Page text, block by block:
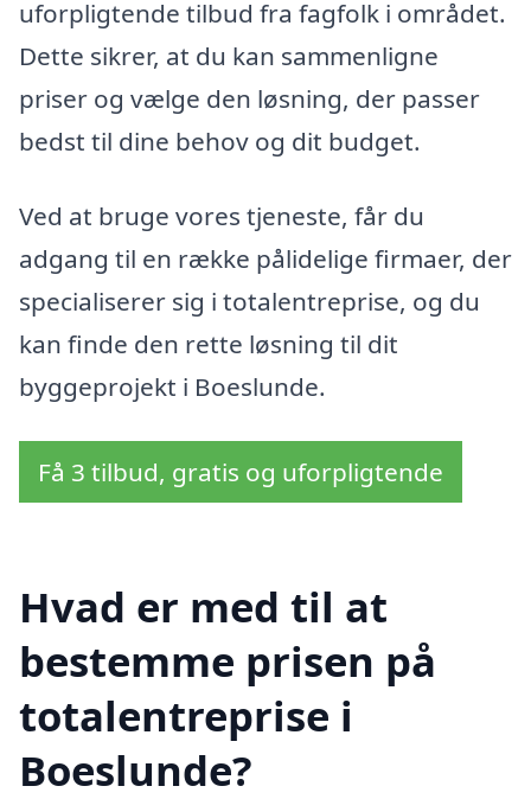
uforpligtende tilbud fra fagfolk i området.
Dette sikrer, at du kan sammenligne
priser og vælge den løsning, der passer
bedst til dine behov og dit budget.
Ved at bruge vores tjeneste, får du
adgang til en række pålidelige firmaer, der
specialiserer sig i totalentreprise, og du
kan finde den rette løsning til dit
byggeprojekt i Boeslunde.
Få 3 tilbud, gratis og uforpligtende
Hvad er med til at
bestemme prisen på
totalentreprise i
Boeslunde?